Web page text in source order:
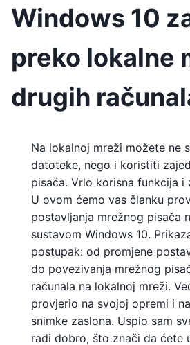
Windows 10
preko lokalne
drugih
Na lokalnoj mreži možete ne
datoteke, nego i koristiti
pisača. Vrlo korisna funkcija i
U ovom ćemo vas članku
postavljanja mrežnog pisača
sustavom Windows 10.
postupak: od promjene
do povezivanja mrežnog
računala na lokalnoj mreži.
provjerio na svojoj opremi i
snimke zaslona. Uspio sam
radi dobro, što znači da ćete